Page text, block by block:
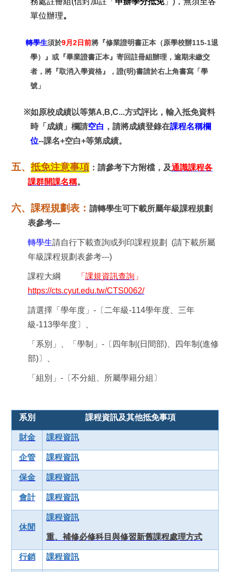
單位辦理。
轉學生須於9月2日前將『修業證明書正本（原學校辦115-1退
學）』或『畢業證書正本』寄回註冊組辦理，逾期未繳交
者，將『取消入學資格』，證(明)書請於右上角書寫「學
號」
※如原校成績以等第A,B,C...方式評比，輸入抵免資料
時「成績」欄請空白 ，請將成績登錄在課程名稱欄
位--課名+空白+等第成績。
五、抵免注意事項 ：請參考下方附檔，及通識課程各
課群開課名稱。
六、課程規劃表： 請轉學生可下載所屬年級課程規劃
表參考---
轉學生請自行下載查詢或列印課程規劃 (請下載所屬
年級課程規劃表參考---)
課程大綱 「 課規資訊查詢 」
https://cts.cyut.edu.tw/CTS0062/
請選擇「學年度」 - 〔二年級-114學年度、三年
級-113學年度〕、
「系別」、「學制」 - 〔四年制 (日間部) 、四年制 (進修
部)〕、
「組別」 - 〔不分組、所屬學籍分組〕
系別 課程資訊及其他抵免事項
財金 課程資訊
企管 課程資訊
保金 課程資訊
會計 課程資訊
休閒
課程資訊
重、補修必修科目與修習新舊課程處理方式
行銷 課程資訊